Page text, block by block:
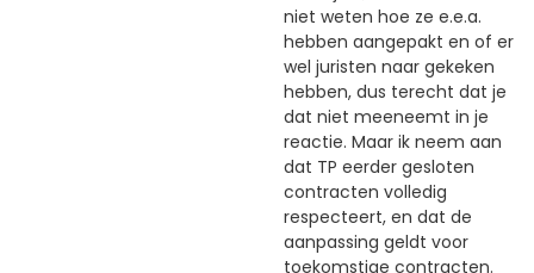
niet weten hoe ze e.e.a.
hebben aangepakt en of er
wel juristen naar gekeken
hebben, dus terecht dat je
dat niet meeneemt in je
reactie. Maar ik neem aan
dat TP eerder gesloten
contracten volledig
respecteert, en dat de
aanpassing geldt voor
toekomstige contracten.